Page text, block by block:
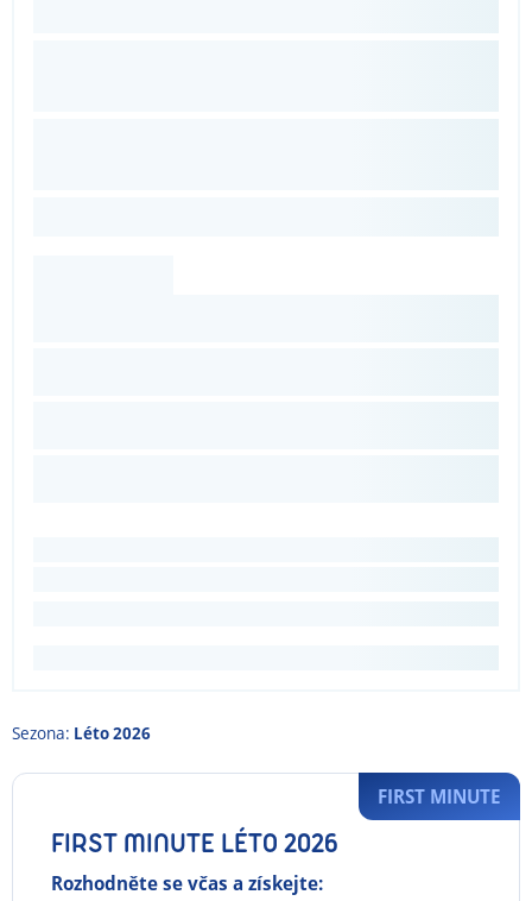
Sezona: Léto 2026
FIRST MINUTE LÉTO 2026
Rozhodněte se včas a získejte:
FIRST MINUTE